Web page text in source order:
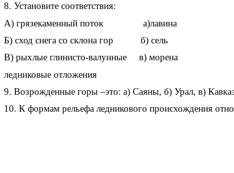
8. Установите соответствия:
А) грязекаменный поток а)лавина
Б) сход снега со склона гор б) сель
В) рыхлые глинисто-валунные в) морена
ледниковые отложения
9. Возрожденные горы –это: а) Саяны, б) Урал, в)
10. К формам рельефа ледникового происхождения